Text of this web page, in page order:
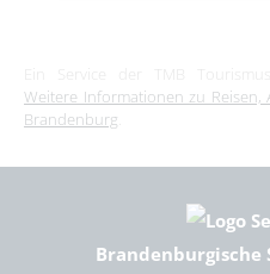
Weitere Informationen zu
Brandenburg
Brandenburgische